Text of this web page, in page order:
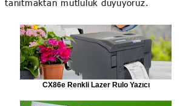
tanıtmaktan mutluluk duyuyoruz.
CX86e Renkli Lazer Rulo Yazıcı